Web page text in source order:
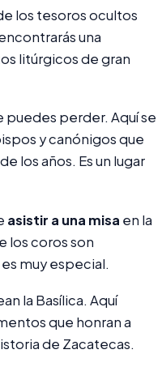
los tesoros ocultos
una
litúrgicos de gran
puedes perder. Aquí se
y canónigos que
los años. Es un lugar
asistir a una misa en la
los coros son
muy especial.
la Basílica. Aquí
que honran a
de Zacatecas.